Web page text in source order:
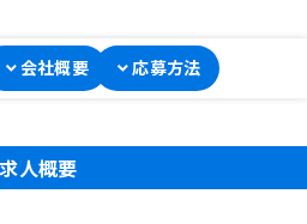
会社概要 応募方法
求人概要